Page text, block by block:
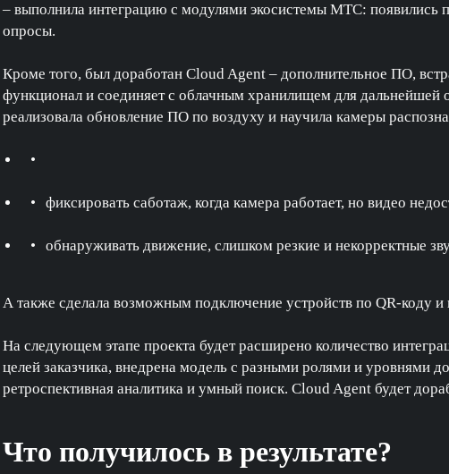
– выполнила интеграцию с модулями экосистемы МТС: появились
опросы.
Кроме того, был доработан Cloud Agent – дополнительное ПО,
функционал и соединяет с облачным хранилищем для
реализовала обновление ПО по воздуху и научила камеры
фиксировать саботаж, когда камера работает, но видео
обнаруживать движение, слишком резкие и некорректные
А также сделала возможным подключение устройств по QR-коду и
На следующем этапе проекта будет расширено количество
целей заказчика, внедрена модель с разными ролями и уровнями
ретроспективная аналитика и умный поиск. Cloud Agent будет
Что получилось в результате?